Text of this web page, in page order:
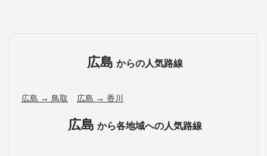
広島 からの人気路線
広島 → 鳥取 広島 → 香川
広島 から各地域への人気路線